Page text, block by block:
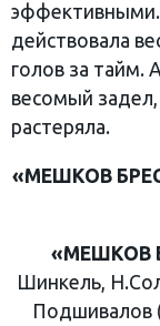
действовала
голов за тайм.
весомый
растеряла.
«МЕШКОВ
«МЕШКОВ
Шинкель,
Подшивалов